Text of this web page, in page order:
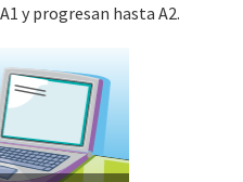
y progresan hasta A2.